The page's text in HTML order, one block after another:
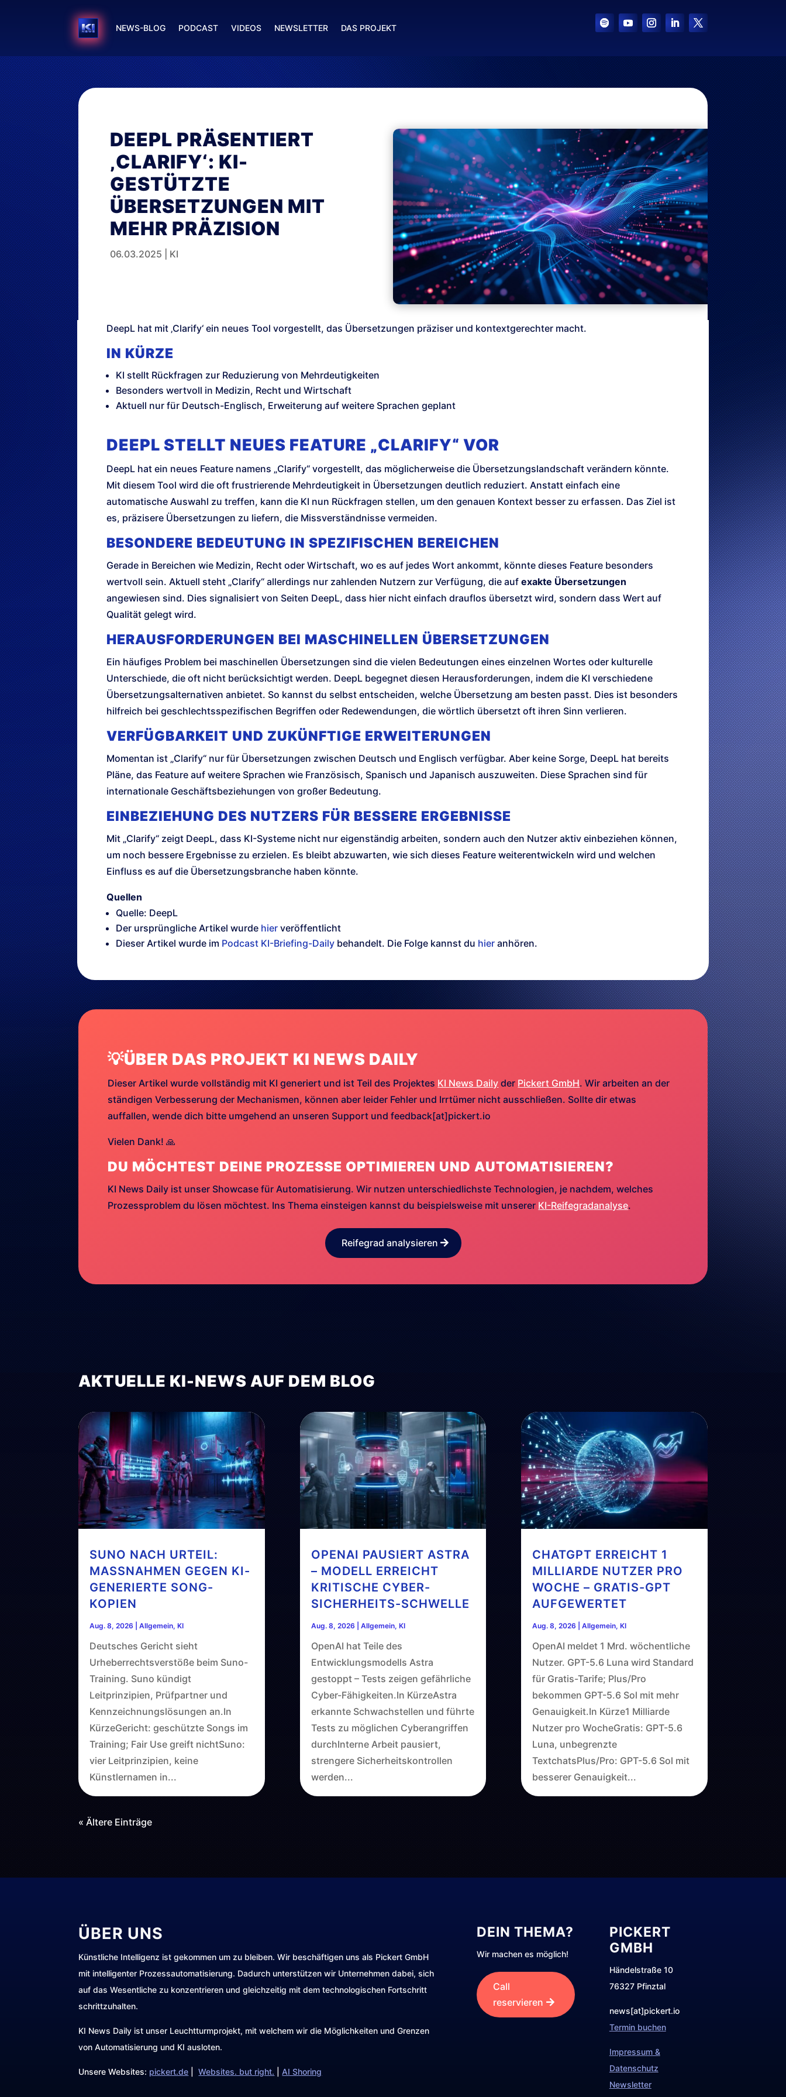
NEWS-BLOG PODCAST VIDEOS NEWSLETTER DAS PROJEKT
DEEPL PRÄSENTIERT
‚CLARIFY‘: KI-
GESTÜTZTE
ÜBERSETZUNGEN MIT
MEHR PRÄZISION
06.03.2025 KI
DeepL hat mit ‚Clarify‘ ein neues Tool vorgestellt, das Übersetzungen präziser und kontextgerechter macht.
IN KÜRZE
KI stellt Rückfragen zur Reduzierung von Mehrdeutigkeiten
Besonders wertvoll in Medizin, Recht und Wirtschaft
Aktuell nur für Deutsch-Englisch, Erweiterung auf weitere Sprachen geplant
DEEPL STELLT NEUES FEATURE „CLARIFY“ VOR
DeepL hat ein neues Feature namens „Clarify“ vorgestellt, das möglicherweise die Übersetzungslandschaft verändern könnte.
Mit diesem Tool wird die oft frustrierende Mehrdeutigkeit in Übersetzungen deutlich reduziert. Anstatt einfach eine
automatische Auswahl zu treffen, kann die KI nun Rückfragen stellen, um den genauen Kontext besser zu erfassen. Das Ziel ist
es, präzisere Übersetzungen zu liefern, die Missverständnisse vermeiden.
BESONDERE BEDEUTUNG IN SPEZIFISCHEN BEREICHEN
Gerade in Bereichen wie Medizin, Recht oder Wirtschaft, wo es auf jedes Wort ankommt, könnte dieses Feature besonders
wertvoll sein. Aktuell steht „Clarify“ allerdings nur zahlenden Nutzern zur Verfügung, die auf exakte Übersetzungen
angewiesen sind. Dies signalisiert von Seiten DeepL, dass hier nicht einfach drauflos übersetzt wird, sondern dass Wert auf
Qualität gelegt wird.
HERAUSFORDERUNGEN BEI MASCHINELLEN ÜBERSETZUNGEN
Ein häufiges Problem bei maschinellen Übersetzungen sind die vielen Bedeutungen eines einzelnen Wortes oder kulturelle
Unterschiede, die oft nicht berücksichtigt werden. DeepL begegnet diesen Herausforderungen, indem die KI verschiedene
Übersetzungsalternativen anbietet. So kannst du selbst entscheiden, welche Übersetzung am besten passt. Dies ist besonders
hilfreich bei geschlechtsspezifischen Begriffen oder Redewendungen, die wörtlich übersetzt oft ihren Sinn verlieren.
VERFÜGBARKEIT UND ZUKÜNFTIGE ERWEITERUNGEN
Momentan ist „Clarify“ nur für Übersetzungen zwischen Deutsch und Englisch verfügbar. Aber keine Sorge, DeepL hat bereits
Pläne, das Feature auf weitere Sprachen wie Französisch, Spanisch und Japanisch auszuweiten. Diese Sprachen sind für
internationale Geschäftsbeziehungen von großer Bedeutung.
EINBEZIEHUNG DES NUTZERS FÜR BESSERE ERGEBNISSE
Mit „Clarify“ zeigt DeepL, dass KI-Systeme nicht nur eigenständig arbeiten, sondern auch den Nutzer aktiv einbeziehen können,
um noch bessere Ergebnisse zu erzielen. Es bleibt abzuwarten, wie sich dieses Feature weiterentwickeln wird und welchen
Einfluss es auf die Übersetzungsbranche haben könnte.
Quellen
Quelle: DeepL
Der ursprüngliche Artikel wurde hier veröffentlicht
Dieser Artikel wurde im Podcast KI-Briefing-Daily behandelt. Die Folge kannst du hier anhören.
💡ÜBER DAS PROJEKT KI NEWS DAILY
Dieser Artikel wurde vollständig mit KI generiert und ist Teil des Projektes KI News Daily der Pickert GmbH. Wir arbeiten an der
ständigen Verbesserung der Mechanismen, können aber leider Fehler und Irrtümer nicht ausschließen. Sollte dir etwas
auffallen, wende dich bitte umgehend an unseren Support und feedback[at]pickert.io
Vielen Dank! 🙏
DU MÖCHTEST DEINE PROZESSE OPTIMIEREN UND AUTOMATISIEREN?
KI News Daily ist unser Showcase für Automatisierung. Wir nutzen unterschiedlichste Technologien, je nachdem, welches
Prozessproblem du lösen möchtest. Ins Thema einsteigen kannst du beispielsweise mit unserer KI-Reifegradanalyse.
Reifegrad analysieren
AKTUELLE KI-NEWS AUF DEM BLOG
SUNO NACH URTEIL:
MASSNAHMEN GEGEN KI-G
ENERIERTE SONG-K
OPIEN
Aug. 8, 2026 |Allgemein,KI
Deutsches Gericht sieht
Urheberrechtsverstöße beim Suno-
Training. Suno kündigt
Leitprinzipien, Prüfpartner und
Kennzeichnungslösungen an.In
KürzeGericht: geschützte Songs im
Training; Fair Use greift nichtSuno:
vier Leitprinzipien, keine
Künstlernamen in...
OPENAI PAUSIERT ASTRA
– MODELL ERREICHT
KRITISCHE CYBER-
SICHERHEITS-SCHWELLE
Aug. 8, 2026 Allgemein, KI
OpenAI hat Teile des
Entwicklungsmodells Astra
gestoppt – Tests zeigen gefährliche
Cyber-Fähigkeiten.In KürzeAstra
erkannte Schwachstellen und führte
Tests zu möglichen Cyberangriffen
durchInterne Arbeit pausiert,
strengere Sicherheitskontrollen
werden...
CHATGPT ERREICHT 1
MILLIARDE NUTZER PRO
WOCHE – GRATIS-GPT
AUFGEWERTET
Aug. 8, 2026 Allgemein, KI
OpenAI meldet 1 Mrd. wöchentliche
Nutzer. GPT-5.6 Luna wird Standard
für Gratis-Tarife; Plus/Pro
bekommen GPT-5.6 Sol mit mehr
Genauigkeit.In Kürze1 Milliarde
Nutzer pro WocheGratis: GPT-5.6
Luna, unbegrenzte
TextchatsPlus/Pro: GPT-5.6 Sol mit
besserer Genauigkeit...
« Ältere Einträge
ÜBER UNS
Künstliche Intelligenz ist gekommen um zu bleiben. Wir beschäftigen uns als Pickert GmbH
mit intelligenter Prozessautomatisierung. Dadurch unterstützen wir Unternehmen dabei, sich
auf das Wesentliche zu konzentrieren und gleichzeitig mit dem technologischen Fortschritt
schrittzuhalten.
KI News Daily ist unser Leuchtturmprojekt, mit welchem wir die Möglichkeiten und Grenzen
von Automatisierung und KI ausloten.
Unsere Websites: pickert.de |Websites. but right. |AI Shoring
DEIN THEMA?
Wir machen es möglich!
Call
reservieren
PICKERT
GMBH
Händelstraße 10
76327 Pfinztal
news[at]pickert.io
Termin buchen
Impressum &
Datenschutz
Newsletter